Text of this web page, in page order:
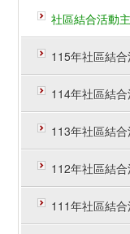
社區結合活動
115年社區結
114年社區結
113年社區結
112年社區結
111年社區結